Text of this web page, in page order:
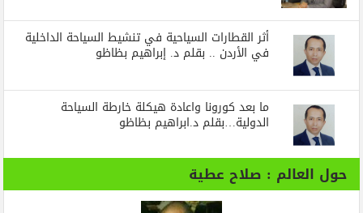
أثر القطارات السياحية في تنشيط السياحة الداخلية
في الأردن .. بقلم د. إبراهيم بظاظو
ما بعد كورونا واعادة هيكلة خارطة السياحة
الدولية…بقلم د.ابراهيم بظاظو
حول العالم : صلاح عطية